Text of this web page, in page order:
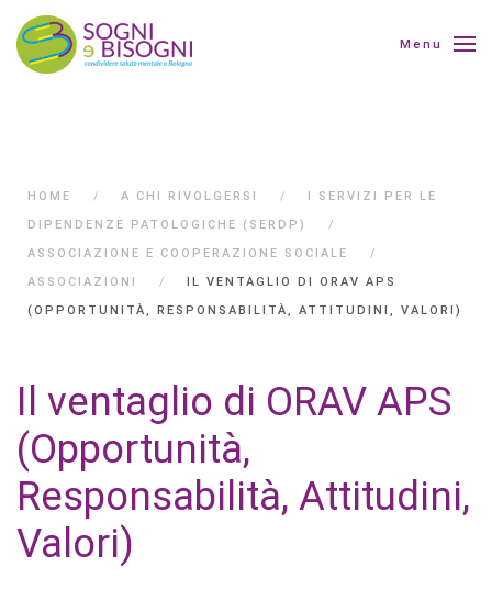
Menu
HOME A CHI RIVOLGERSI
I SERVIZI PER LE
DIPENDENZE PATOLOGICHE (SERDP)
ASSOCIAZIONE E COOPERAZIONE SOCIALE
ASSOCIAZIONI
IL VENTAGLIO DI ORAV APS
(OPPORTUNITÀ, RESPONSABILITÀ, ATTITUDINI, VALORI)
Il ventaglio di ORAV APS
(Opportunità,
Responsabilità, Attitudini,
Valori)